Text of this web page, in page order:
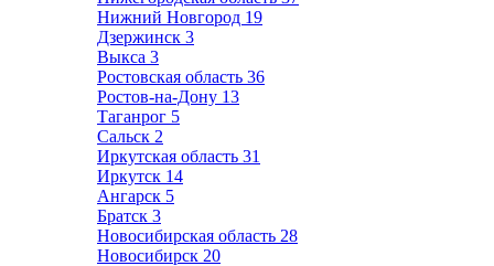
Нижний Новгород 19
Дзержинск 3
Выкса 3
Ростовская область 36
Ростов-на-Дону 13
Таганрог 5
Сальск 2
Иркутская область 31
Иркутск 14
Ангарск 5
Братск 3
Новосибирская область 28
Новосибирск 20